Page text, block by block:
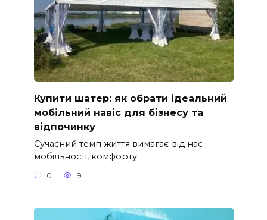
Купити шатер: як обрати ідеальний
мобільний навіс для бізнесу та
відпочинку
Сучасний темп життя вимагає від нас
мобільності, комфорту
0 9